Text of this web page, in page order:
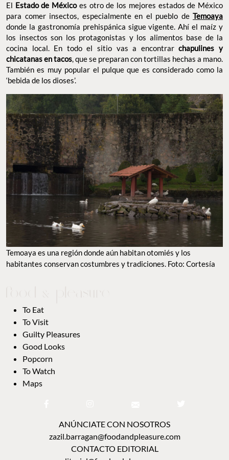
El Estado de México es otro de los mejores estados de México
para comer insectos, especialmente en el pueblo de Temoaya
donde la gastronomía prehispánica sigue vigente. Ahí el maíz y
los insectos son los protagonistas y los alimentos base de la
cocina local. En todo el sitio vas a encontrarchapulines y
chicatanas en tacos, que se preparan con tortillas hechas a mano.
También es muy popular el pulque que es considerado como la
‘bebida de los dioses’.
Temoaya es una región donde aún habitan otomiés y los
habitantes conservan costumbres y tradiciones. Foto: Cortesía
To Eat
To Visit
Guilty Pleasures
Good Looks
Popcorn
To Watch
Maps
ANÚNCIATE CON NOSOTROS
zazil.barragan@foodandpleasure.com
CONTACTO EDITORIAL